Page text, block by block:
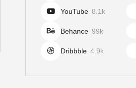
YouTube 8.1k
Behance 99k
Dribbble 4.9k